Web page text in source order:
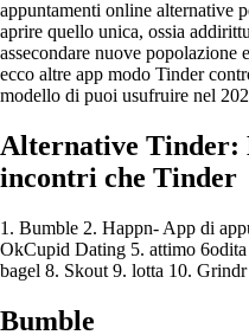
appuntamenti online alternative
aprire quello unica, ossia
assecondare nuove popolazione
ecco altre app modo Tinder
modello di puoi usufruire nel
Alternative Tinder:
incontri che Tinder
1. Bumble 2. Happn- App di
OkCupid Dating 5. attimo
bagel 8. Skout 9. lotta 10. Grindr
Bumble